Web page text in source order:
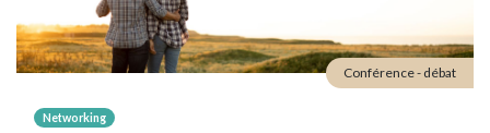
Networking
Conférence - débat